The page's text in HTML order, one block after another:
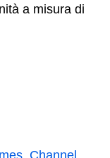
a misura di